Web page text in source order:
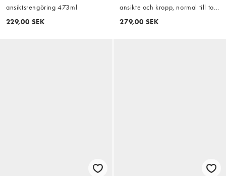
ansiktsrengöring 473ml
229,00 SEK
ansikte och kropp, normal till torr
och känslig hud, 1 l
279,00 SEK